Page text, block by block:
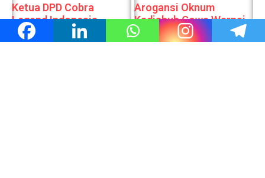
Ketua DPD Cobra
Legend Indonesia
Kecam Dugaan Tindakan
Arogan Oknum Kadishub
Arogansi Oknum
Kadishub Gowa Warnai
Gowata Road Race,
Ketua Jurnalis Mengaku